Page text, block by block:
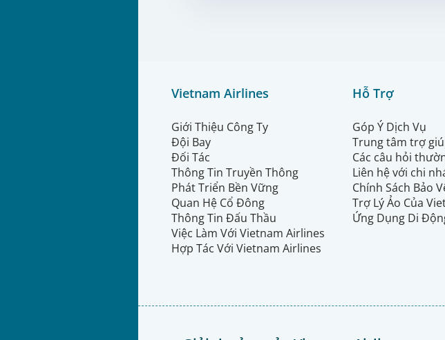
Vietnam Airlines
Giới Thiệu Công Ty
Đội Bay
Đối Tác
Thông Tin Truyền Thông
Phát Triển Bền Vững
Quan Hệ Cổ Đông
Thông Tin Đấu Thầu
Việc Làm Với Vietnam Airlines
Hợp Tác Với Vietnam Airlines
Hỗ Trợ
Góp Ý Dịch Vụ
Trung tâm trợ
Các câu hỏi
Liên hệ với chi
Chính Sách Bảo
Trợ Lý Ảo Của
Ứng Dụng Di